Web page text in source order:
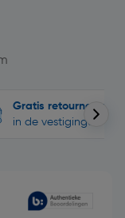
Gratis retourneren
in de vestigingen